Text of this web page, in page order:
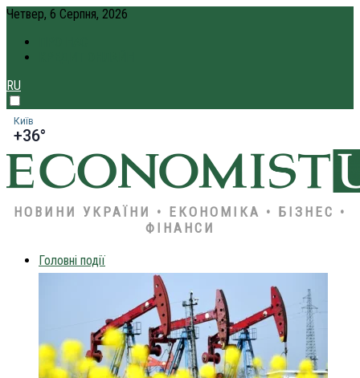
Четвер, 6 Серпня, 2026
RU
Київ
+36°
НОВИНИ УКРАЇНИ • ЕКОНОМІКА • БІЗНЕС •
ФІНАНСИ
Головні події